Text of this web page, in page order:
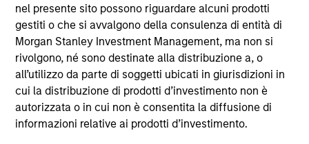
nel presente sito possono riguardare alcuni prodotti
gestiti o che si avvalgono della consulenza di entità di
Morgan Stanley Investment Management, ma non si
rivolgono, né sono destinate alla distribuzione a, o
all’utilizzo da parte di soggetti ubicati in giurisdizioni in
cui la distribuzione di prodotti d’investimento non è
autorizzata o in cui non è consentita la diffusione di
informazioni relative ai prodotti d’investimento.
Prima dell’adesione ai comparti, le richieste di
partecipazione non devono essere presentate senza aver
consultato l’ultima versione del Prospetto Informativo, del
documento contenente informazioni chiave (“KID”) o del
documento contenente informazioni chiave per gli
investitori (“KIID”), della relazione annuale e della
relazione semestrale (“Documenti di offerta”) o altri
documenti disponibili sul sito
https://www.morganstanley.com/im/msinvf/index.html
a titolo gratuito presso la Sede legale all’indirizzo